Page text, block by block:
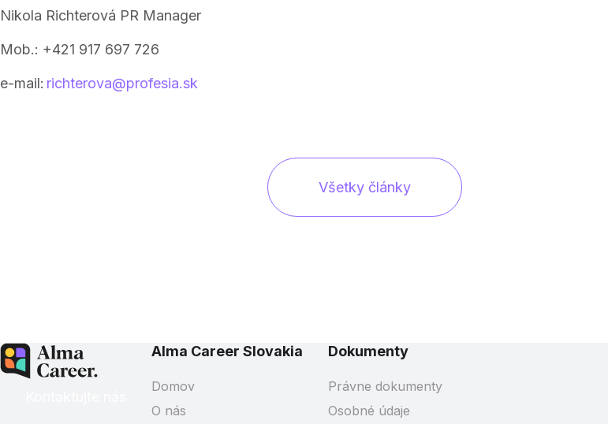
Nikola Richterová PR Manager
Mob.: +421 917 697 726
e-mail: richterova@profesia.sk
Všetky články
Alma Career Slovakia
Domov
O nás
Dokumenty
Právne dokumenty
Osobné údaje